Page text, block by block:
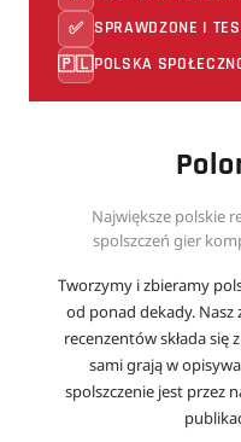
✅ SPRAWDZONE I
🇵🇱POLSKA
Największe polskie
spolszczeń gier
Tworzymy i zbieramy
od ponad dekady. Nasz
recenzentów składa się
sami grają w
spolszczenie jest przez